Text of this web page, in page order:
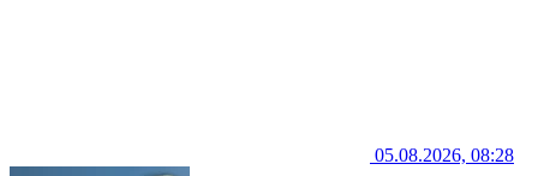
05.08.2026, 08:28